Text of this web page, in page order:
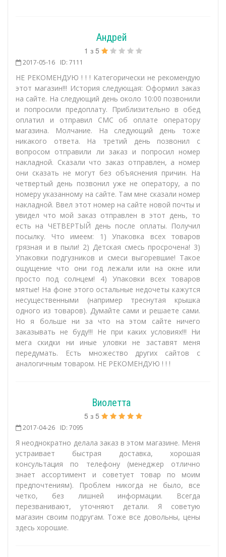
Андрей
1 з 5
2017-05-16 ID: 7111
НЕ РЕКОМЕНДУЮ ! ! ! Категорически не рекомендую
этот магазин!!! История следующая: Оформил заказ
на сайте. На следующий день около 10:00 позвонили
и попросили предоплату. Приблизительно в обед
оплатил и отправил СМС об оплате оператору
магазина. Молчание. На следующий день тоже
никакого ответа. На третий день позвонил с
вопросом отправили ли заказ и попросил номер
накладной. Сказали что заказ отправлен, а номер
они сказать не могут без объяснения причин. На
четвертый день позвонил уже не оператору, а по
номеру указанному на сайте. Там мне сказали номер
накладной. Ввел этот номер на сайте новой почты и
увидел что мой заказ отправлен в этот день, то
есть на ЧЕТВЕРТЫЙ день после оплаты. Получил
посылку. Что имеем: 1) Упаковка всех товаров
грязная и в пыли! 2) Детская смесь просрочена! 3)
Упаковки подгузников и смеси выгоревшие! Такое
ощущение что они год лежали или на окне или
просто под солнцем! 4) Упаковки всех товаров
мятые! На фоне этого остальные недочеты кажутся
несущественными (например треснутая крышка
одного из товаров). Думайте сами и решаете сами.
Но я больше ни за что на этом сайте ничего
заказывать не буду!!! Не при каких условиях!!! Ни
мега скидки ни иные уловки не заставят меня
передумать. Есть множество других сайтов с
аналогичным товаром. НЕ РЕКОМЕНДУЮ ! ! !
Виолетта
5 з 5
2017-04-26 ID: 7095
Я неоднократно делала заказ в этом магазине. Меня
устраивает быстрая доставка, хорошая
консультация по телефону (менеджер отлично
знает ассортимент и советует товар по моим
предпочтениям). Проблем никогда не было, все
четко, без лишней информации. Всегда
перезванивают, уточняют детали. Я советую
магазин своим подругам. Тоже все довольны, цены
здесь хорошие.